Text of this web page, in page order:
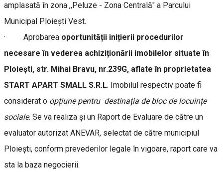
amplasată în zona ,,Peluze - Zona Centrală" a Parcului
Municipal Ploiești Vest.
· Aprobarea oportunității inițierii procedurilor
necesare în vederea achiziționării imobilelor situate în
Ploiești, str. Mihai Bravu, nr.239G, aflate în proprietatea
START APART SMALL S.R.L. Imobilul respectiv poate fi
considerat o opțiune pentru destinația de bloc de locuințe
sociale. Se va realiza și un Raport de Evaluare de către un
evaluator autorizat ANEVAR, selectat de către municipiul
Ploiești, conform prevederilor legale în vigoare, raport care va
sta la baza negocierii.